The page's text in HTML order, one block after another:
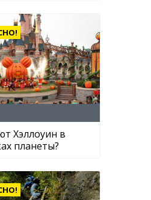
Хэллоуин в
планеты?